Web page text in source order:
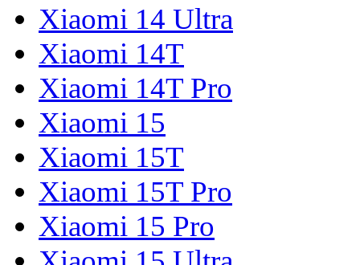
Xiaomi 14 Ultra
Xiaomi 14T
Xiaomi 14T Pro
Xiaomi 15
Xiaomi 15T
Xiaomi 15T Pro
Xiaomi 15 Pro